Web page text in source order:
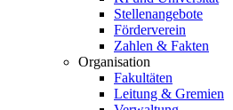
Stellenangebote
Förderverein
Zahlen & Fakten
Organisation
Fakultäten
Leitung & Gremien